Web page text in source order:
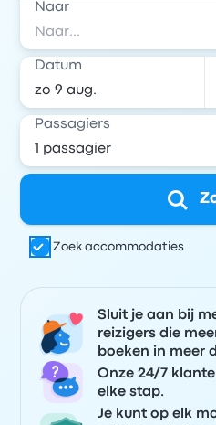
Naar
Datum
Passagiers
Zoek accommodaties
Sluit je aan bij
reizigers die
boeken in meer
Onze 24/7
elke stap.
Je kunt op elk